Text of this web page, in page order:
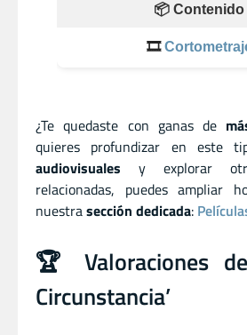
📦 Contenido
🎞️
¿Te quedaste con ganas de
quieres profundizar en este
audiovisuales y explorar
relacionadas, puedes ampliar
nuestrasección dedicada:
🏆 Valoraciones
Circunstancia’